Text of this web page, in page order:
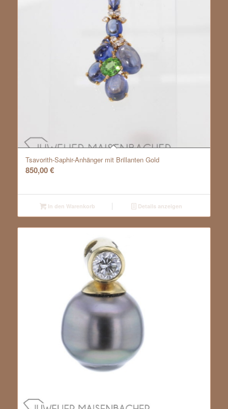
Tsavorith-Saphir-Anhänger mit Brillanten Gold
850,00€
In den Warenkorb Details anzeigen